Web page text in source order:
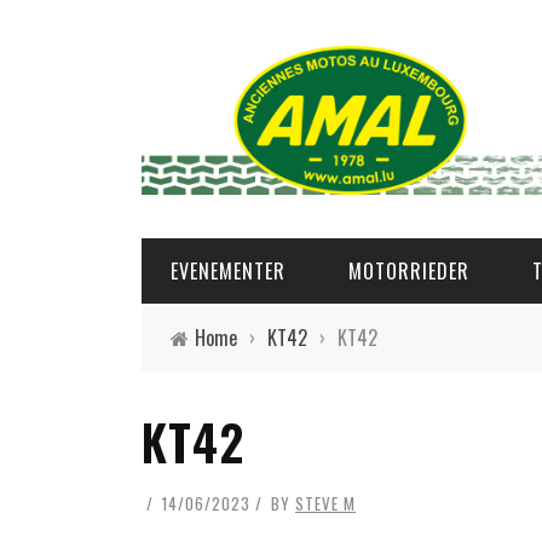
EVENEMENTER MOTORRIEDER
Home › KT42 › KT42
KT42
14/06/2023 BY STEVE M